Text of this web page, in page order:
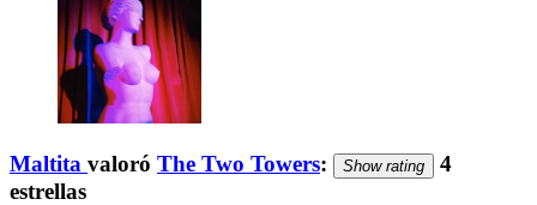
Maltita valoró The Two Towers: Show rating
4
estrellas